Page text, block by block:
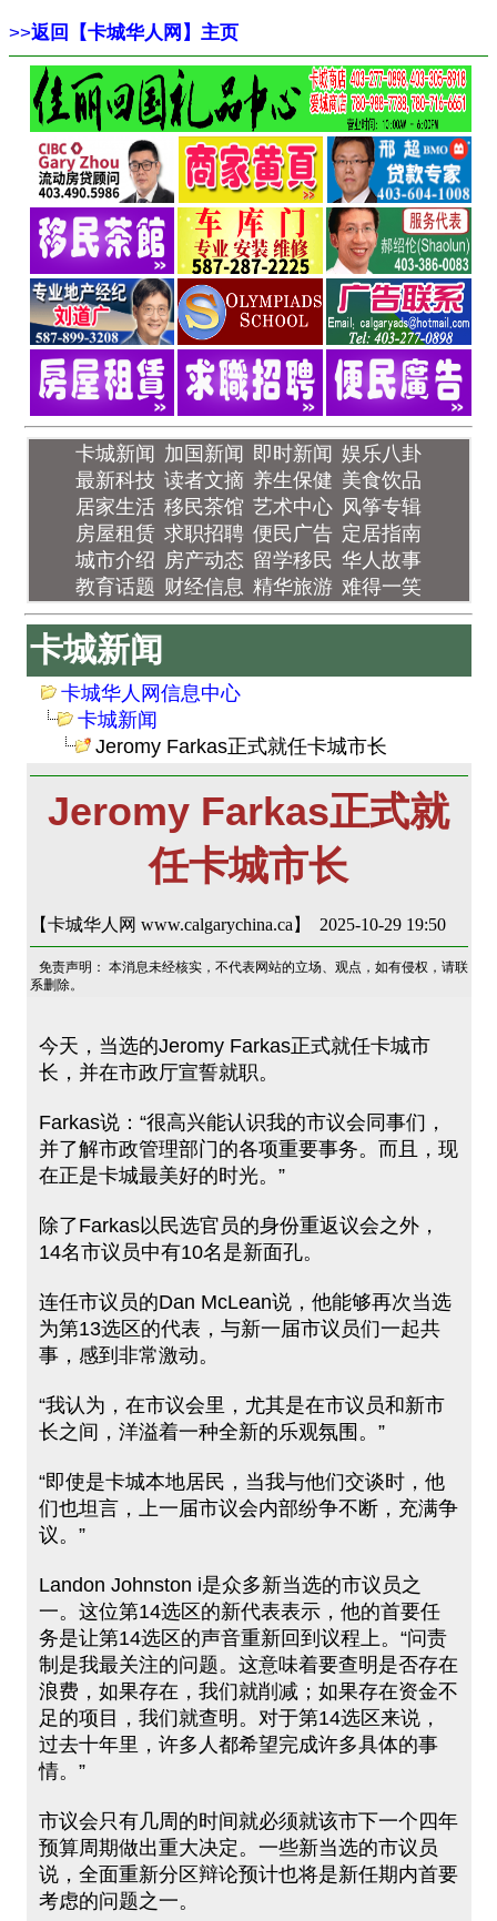
>>返回【卡城华人网】主页
卡城新闻 加国新闻 即时新闻 娱乐八卦
最新科技 读者文摘 养生保健 美食饮品
居家生活 移民茶馆 艺术中心 风筝专辑
房屋租赁 求职招聘 便民广告 定居指南
城市介绍 房产动态 留学移民 华人故事
教育话题 财经信息 精华旅游 难得一笑
卡城新闻
卡城华人网信息中心
卡城新闻
Jeromy Farkas正式就任卡城市长
Jeromy Farkas正式就
任卡城市长
【卡城华人网 www.calgarychina.ca】 2025-10-29 19:50
免责声明： 本消息未经核实，不代表网站的立场、观点，如有侵权，请联
系删除。
今天，当选的Jeromy Farkas正式就任卡城市
长，并在市政厅宣誓就职。
Farkas说：“很高兴能认识我的市议会同事们，
并了解市政管理部门的各项重要事务。而且，现
在正是卡城最美好的时光。”
除了Farkas以民选官员的身份重返议会之外，
14名市议员中有10名是新面孔。
连任市议员的Dan McLean说，他能够再次当选
为第13选区的代表，与新一届市议员们一起共
事，感到非常激动。
“我认为，在市议会里，尤其是在市议员和新市
长之间，洋溢着一种全新的乐观氛围。”
“即使是卡城本地居民，当我与他们交谈时，他
们也坦言，上一届市议会内部纷争不断，充满争
议。”
Landon Johnston i是众多新当选的市议员之
一。这位第14选区的新代表表示，他的首要任
务是让第14选区的声音重新回到议程上。“问责
制是我最关注的问题。这意味着要查明是否存在
浪费，如果存在，我们就削减；如果存在资金不
足的项目，我们就查明。对于第14选区来说，
过去十年里，许多人都希望完成许多具体的事
情。”
市议会只有几周的时间就必须就该市下一个四年
预算周期做出重大决定。一些新当选的市议员
说，全面重新分区辩论预计也将是新任期内首要
考虑的问题之一。